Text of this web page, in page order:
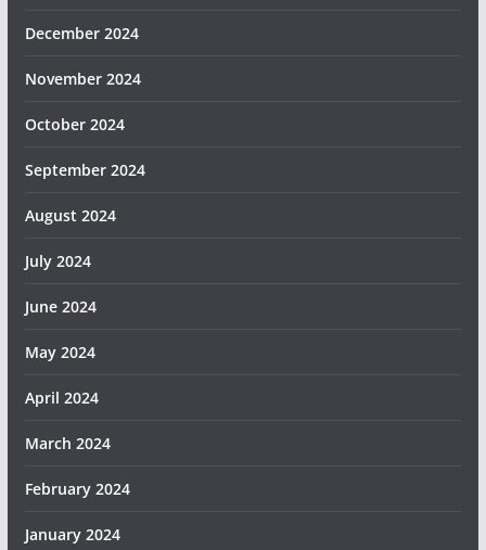
December 2024
November 2024
October 2024
September 2024
August 2024
July 2024
June 2024
May 2024
April 2024
March 2024
February 2024
January 2024